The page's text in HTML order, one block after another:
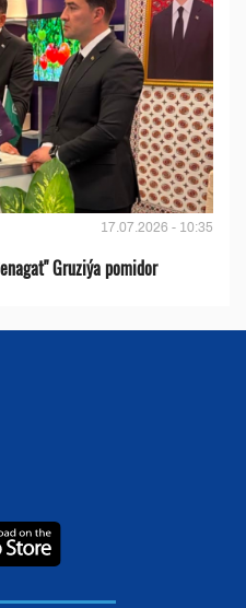
17.07.2026 - 10:35
Gruziýa pomidor